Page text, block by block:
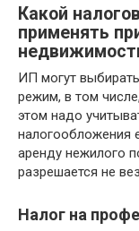
Какой
применять
ИП могут
режим, в том
этом надо
налогообложения
аренду нежилого
разрешается не
Налог на